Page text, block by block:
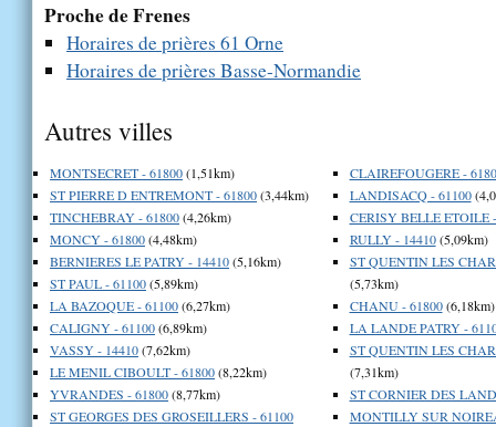
Proche de Frenes
Horaires de prières 61 Orne
Horaires de prières Basse-Normandie
Autres villes
MONTSECRET - 61800(1,51km)
ST PIERRE D ENTREMONT - 61800(3,44km)
TINCHEBRAY - 61800(4,26km)
MONCY - 61800(4,48km)
BERNIERES LE PATRY - 14410(5,16km)
ST PAUL - 61100(5,89km)
LA BAZOQUE - 61100(6,27km)
CALIGNY - 61100(6,89km)
VASSY - 14410(7,62km)
LE MENIL CIBOULT - 61800(8,22km)
YVRANDES - 61800(8,77km)
ST GEORGES DES GROSEILLERS - 61100
CLAIREFOUGERE -
LANDISACQ - 61100
CERISY BELLE ETOILE
RULLY - 14410(5,09km)
ST QUENTIN LES
(5,73km)
CHANU - 61800(6,18km)
LA LANDE PATRY -
ST QUENTIN LES
(7,31km)
ST CORNIER DES
MONTILLY SUR